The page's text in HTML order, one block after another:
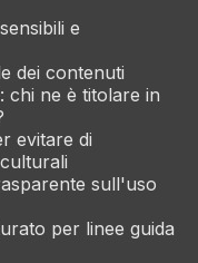
e
dei contenuti
chi ne è titolare in
evitare di
sull'uso
per linee guida